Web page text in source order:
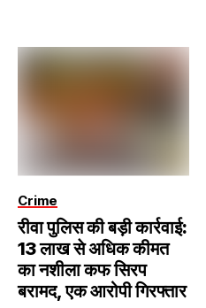
Crime
रीवा पुलिस की बड़ी कार्रवाई:
13 लाख से अधिक कीमत
का नशीला कफ सिरप
बरामद, एक आरोपी गिरफ्तार